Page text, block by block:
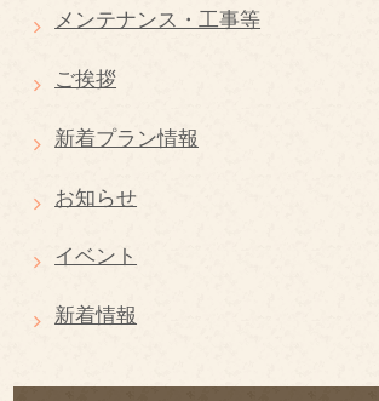
メンテナンス・工事等
ご挨拶
新着プラン情報
お知らせ
イベント
新着情報